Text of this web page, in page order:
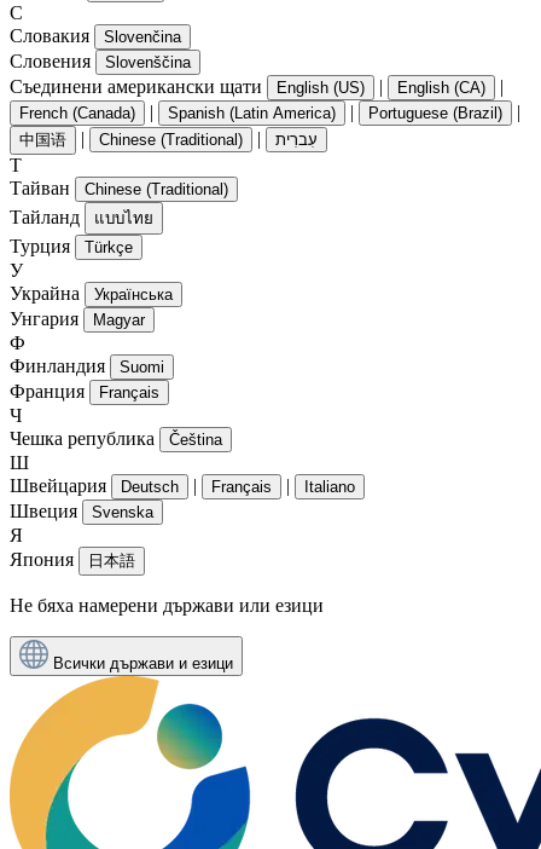
С
Словакия
Slovenčina
Словения Slovenščina
Съединени американски щати English (US) | English (CA) |
French (Canada) | Spanish (Latin America) | Portuguese (Brazil) |
中国语 | Chinese (Traditional) | עִברִית
Т
Тайван
Chinese (Traditional)
Тайланд แบบไทย
Турция Türkçe
У
Украйна
Українська
Унгария Magyar
Ф
Финландия
Suomi
Франция Français
Ч
Чешка република
Čeština
Ш
Швейцария
Deutsch | Français | Italiano
Швеция Svenska
Я
Япония
日本語
Не бяха намерени държави или езици
Всички държави и езици